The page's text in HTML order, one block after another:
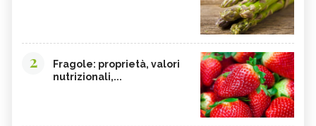
2
Fragole: proprietà, valori
nutrizionali,...